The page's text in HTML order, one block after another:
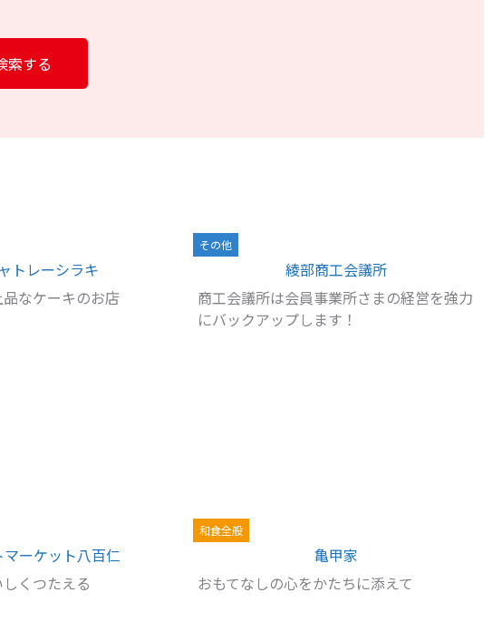
トレーシラキ
なケーキのお店
その他
綾部商工会議所
商工会議所は会員事業所さまの経営を強力
にバックアップします！
マーケット八百仁
くつたえる
和食全般
亀甲家
おもてなしの心をかたちに添えて